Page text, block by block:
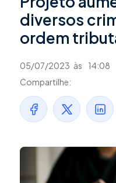
diversos
ordem
05/07/2023 às
14:08
Compartilhe: